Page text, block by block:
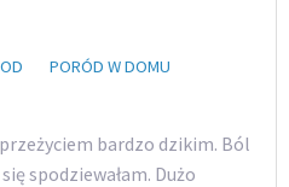
PORÓD W DOMU
bardzo dzikim. Ból
spodziewałam. Dużo